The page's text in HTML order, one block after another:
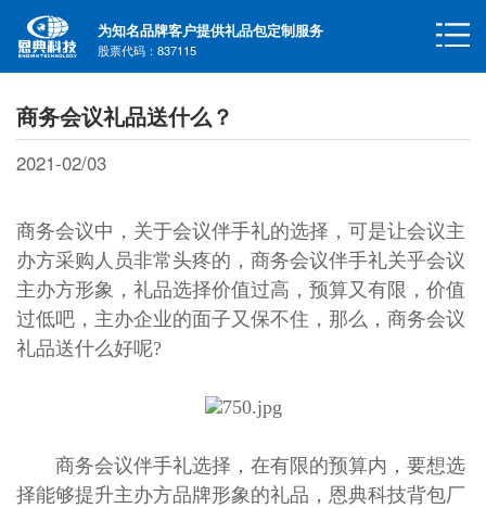
为知名品牌客户提供礼品包定制服务
股票代码：837115
商务会议礼品送什么？
2021-02/03
商务会议中，关于会议伴手礼的选择，可是让会议主
办方采购人员非常头疼的，商务会议伴手礼关乎会议
主办方形象，礼品选择价值过高，预算又有限，价值
过低吧，主办企业的面子又保不住，那么，商务会议
礼品送什么好呢?
商务会议伴手礼选择，在有限的预算内，要想选
择能够提升主办方品牌形象的礼品，恩典科技背包厂